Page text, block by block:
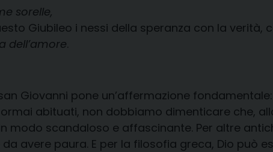
sorelle,
Giubileo i nessi della speranza con la verità,
dell’amore.
Giovanni pone un’affermazione
abituati, non dobbiamo dimenticare che,
modo scandaloso e affascinante. Per altre
da avere paura. E per la filosofia greca, Dio può